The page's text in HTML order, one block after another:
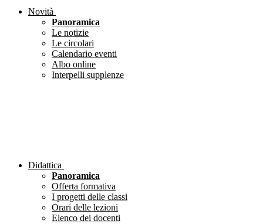
Novità
Panoramica
Le notizie
Le circolari
Calendario eventi
Albo online
Interpelli supplenze
Didattica
Panoramica
Offerta formativa
I progetti delle classi
Orari delle lezioni
Elenco dei docenti